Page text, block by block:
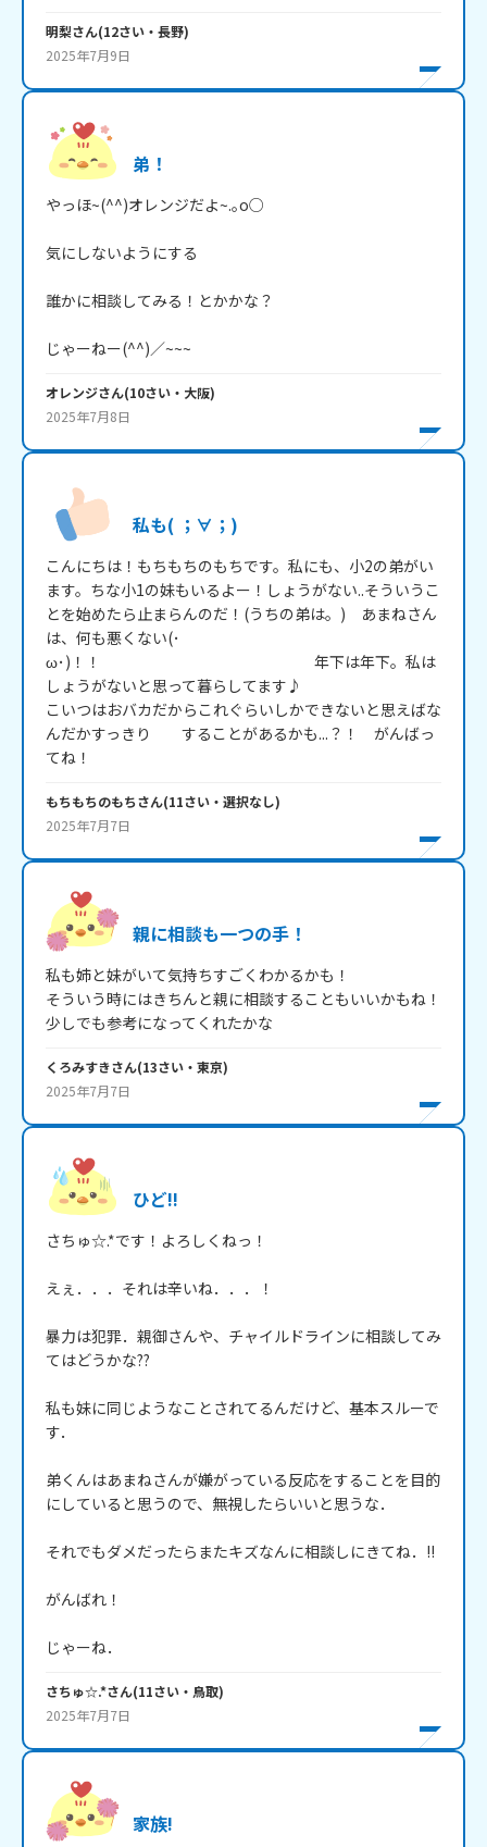
明梨さん(12さい・ 長野)
2025年7月9日
弟！
やっほ~(^^)オレンジだよ~.｡o○
気にしないようにする
誰かに相談してみる！とかかな？
じゃーねー(^^)／~~~
オレンジさん(10さい・ 大阪)
2025年7月8日
私も( ；∀；)
こんにちは！もちもちのもちです。私にも、小2の弟がい
ます。ちな小1の妹もいるよー！しょうがない..そういうこ
とを始めたら止まらんのだ！(うちの弟は。)　あまねさん
は、何も悪くない(･
ω･)！！　　　　　　　　　　　　　　年下は年下。私は
しょうがないと思って暮らしてます♪
こいつはおバカだからこれぐらいしかできないと思えばな
んだかすっきり　　することがあるかも...？！　がんばっ
てね！
もちもちのもちさん(11さい・ 選択なし)
2025年7月7日
親に相談も一つの手！
私も姉と妹がいて気持ちすごくわかるかも！
そういう時にはきちんと親に相談することもいいかもね！
少しでも参考になってくれたかな
くろみすきさん(13さい・ 東京)
2025年7月7日
ひど!!
さちゅ☆.*です！よろしくねっ！
えぇ．．．それは辛いね．．．！
暴力は犯罪．親御さんや、チャイルドラインに相談してみ
てはどうかな??
私も妹に同じようなことされてるんだけど、基本スルーで
す．
弟くんはあまねさんが嫌がっている反応をすることを目的
にしていると思うので、無視したらいいと思うな．
それでもダメだったらまたキズなんに相談しにきてね．!!
がんばれ！
じゃーね．
さちゅ☆.*さん(11さい・ 鳥取)
2025年7月7日
家族!